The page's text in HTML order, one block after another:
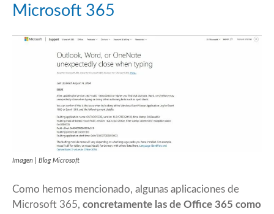
Microsoft 365
Imagen | Blog Microsoft
Como hemos mencionado, algunas aplicaciones de
Microsoft 365, concretamente las de Office 365 como